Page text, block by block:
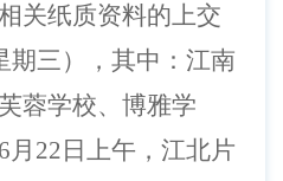
关纸质资料的上交
期三），其中：江南
蓉学校、博雅学
22日上午，江北片